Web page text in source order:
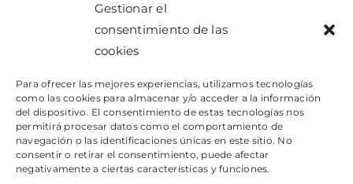
Gestionar el
consentimiento de las
cookies
Para ofrecer las mejores experiencias, utilizamos tecnologías
como las cookies para almacenar y/o acceder a la información
del dispositivo. El consentimiento de estas tecnologías nos
permitirá procesar datos como el comportamiento de
navegación o las identificaciones únicas en este sitio. No
consentir o retirar el consentimiento, puede afectar
negativamente a ciertas características y funciones.
17300 Blanes, Girona
info@jugueteriaelgenio.com
T- 872 073 983